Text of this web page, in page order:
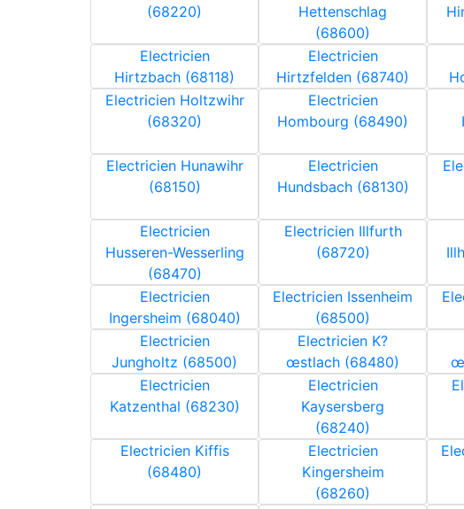
(68220)
Hettenschlag
(68600)
Electricien
Hirtzbach (68118)
Electricien
Hirtzfelden (68740)
Electricien Holtzwihr
(68320)
Electricien
Hombourg (68490)
Electricien Hunawihr
(68150)
Electricien
Hundsbach (68130)
Electricien
Husseren-Wesserling
(68470)
Electricien Illfurth
(68720)
Electricien
Ingersheim (68040)
Electricien Issenheim
(68500)
Electricien
Jungholtz (68500)
Electricien K?
œstlach (68480)
Electricien
Katzenthal (68230)
Electricien
Kaysersberg
(68240)
Electricien Kiffis
(68480)
Electricien
Kingersheim
(68260)